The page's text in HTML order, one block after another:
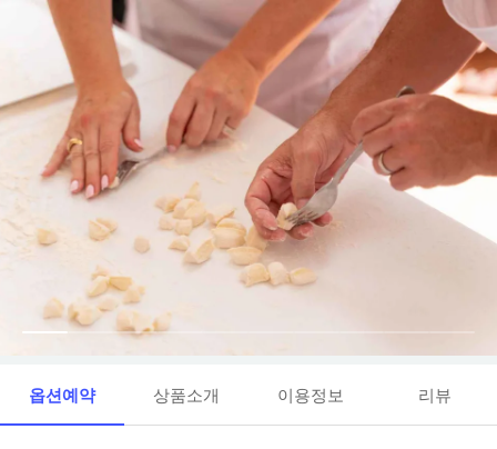
옵션예약 상품소개 이용정보 리뷰